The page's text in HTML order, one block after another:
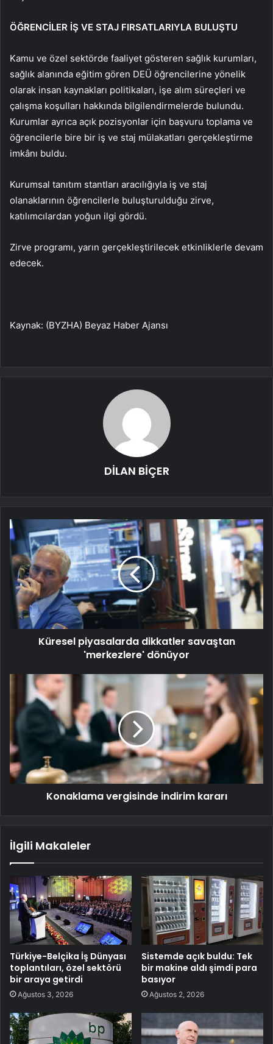
ÖĞRENCİLER İŞ VE STAJ FIRSATLARIYLA BULUŞTU
Kamu ve özel sektörde faaliyet gösteren sağlık kurumları,
sağlık alanında eğitim gören DEÜ öğrencilerine yönelik
olarak insan kaynakları politikaları, işe alım süreçleri ve
çalışma koşulları hakkında bilgilendirmelerde bulundu.
Kurumlar ayrıca açık pozisyonlar için başvuru toplama ve
öğrencilerle bire bir iş ve staj mülakatları gerçekleştirme
imkânı buldu.
Kurumsal tanıtım stantları aracılığıyla iş ve staj
olanaklarının öğrencilerle buluşturulduğu zirve,
katılımcılardan yoğun ilgi gördü.
Zirve programı, yarın gerçekleştirilecek etkinliklerle devam
edecek.
Kaynak: (BYZHA) Beyaz Haber Ajansı
DİLAN BİÇER
Küresel piyasalarda dikkatler savaştan
'merkezlere' dönüyor
Konaklama vergisinde indirim kararı
İlgili Makaleler
Türkiye-Belçika İş Dünyası
toplantıları, özel sektörü
bir araya getirdi
Ağustos 3, 2026
Sistemde açık buldu: Tek
bir makine aldı şimdi para
basıyor
Ağustos 2, 2026